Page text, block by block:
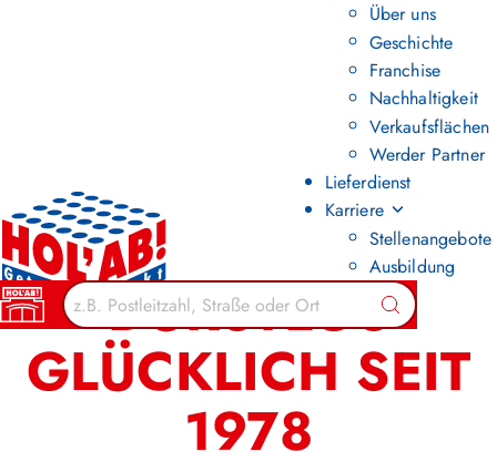
Über uns
Geschichte
Franchise
Nachhaltigkeit
Verkaufsflächen
Werder Partner
Lieferdienst
Karriere
Stellenangebote
Ausbildung
Suchen
DURSTLOS
GLÜCKLICH SEIT
1978